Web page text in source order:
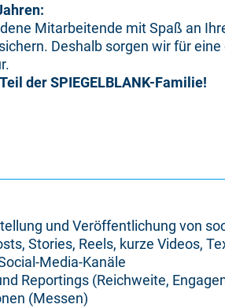
Mitarbeitende mit Spaß an
Deshalb sorgen wir für eine
der SPIEGELBLANK-Familie!
und Veröffentlichung von
Stories, Reels, kurze Videos,
Media-Kanäle
Reportings (Reichweite,
(Messen)